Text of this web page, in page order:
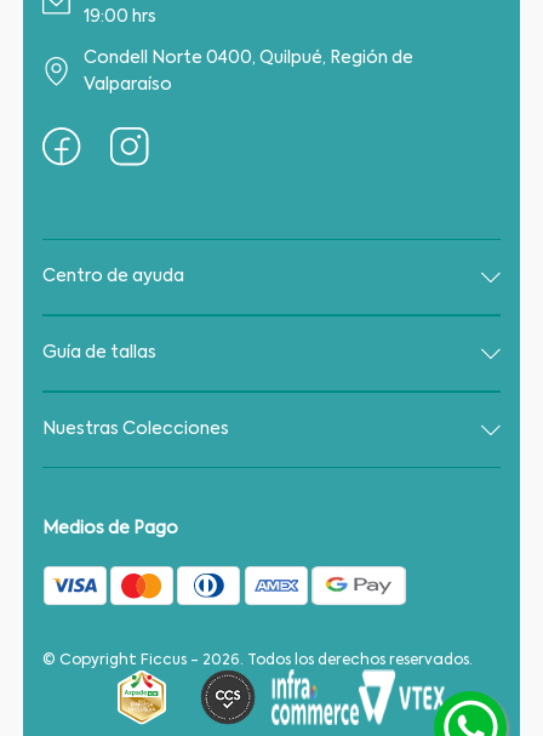
19:00 hrs
Condell Norte 0400, Quilpué, Región de
Valparaíso
Centro de ayuda
Guía de tallas
Nuestras Colecciones
Medios de Pago
© Copyright Ficcus - 2026. Todos los derechos reservados.